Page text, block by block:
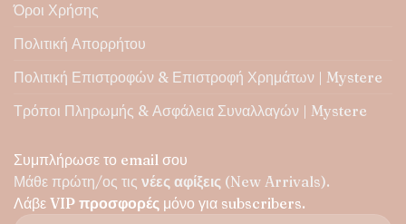
Όροι Χρήσης
Πολιτική Απορρήτου
Πολιτική Επιστροφών & Επιστροφή Χρημάτων | Mystere
Τρόποι Πληρωμής & Ασφάλεια Συναλλαγών | Mystere
Συμπλήρωσε το email σου
Μάθε πρώτη/ος τις νέες αφίξεις (New Arrivals).
Λάβε VIP προσφορές μόνο για subscribers.